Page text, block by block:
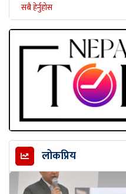
सबै हेर्नुहोस
लोकप्रिय